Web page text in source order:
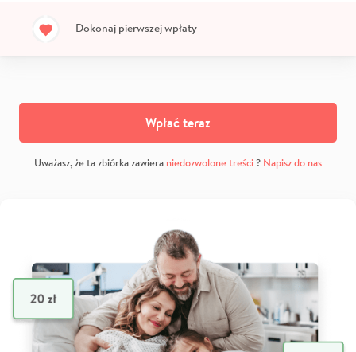
Dokonaj pierwszej wpłaty
Wpłać teraz
Uważasz, że ta zbiórka zawiera niedozwolone treści? Napisz do nas